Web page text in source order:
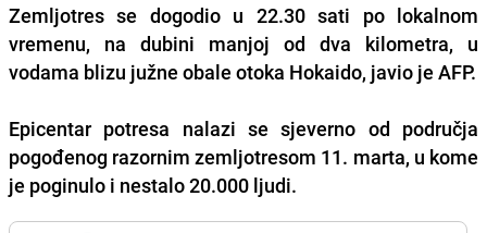
Zemljotres se dogodio u 22.30 sati po lokalnom
vremenu, na dubini manjoj od dva kilometra, u
vodama blizu južne obale otoka Hokaido, javio je AFP.
Epicentar potresa nalazi se sjeverno od područja
pogođenog razornim zemljotresom 11. marta, u kome
je poginulo i nestalo 20.000 ljudi.